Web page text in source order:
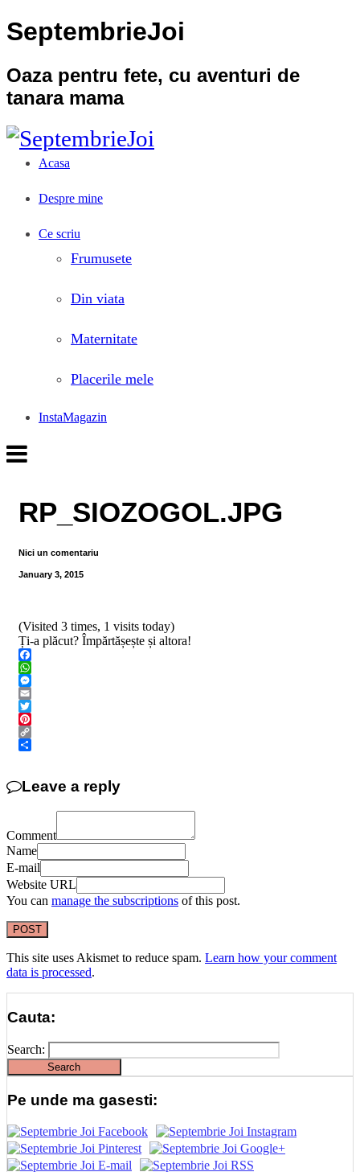
SeptembrieJoi
Oaza pentru fete, cu aventuri de
tanara mama
Acasa
Despre mine
Ce scriu
Frumusete
Din viata
Maternitate
Placerile mele
InstaMagazin
RP_SIOZOGOL.JPG
Nici un comentariu
January 3, 2015
(Visited 3 times, 1 visits today)
Ți-a plăcut? Împărtășește și altora!
Facebook
WhatsApp
Messenger
Email
Twitter
Pinterest
Copy
Leave a reply
Comment
Name
E-mail
Website URL
You can manage the subscriptions of this post.
This site uses Akismet to reduce spam. Learn how your comment
data is processed.
Cauta:
Search:
Pe unde ma gasesti: